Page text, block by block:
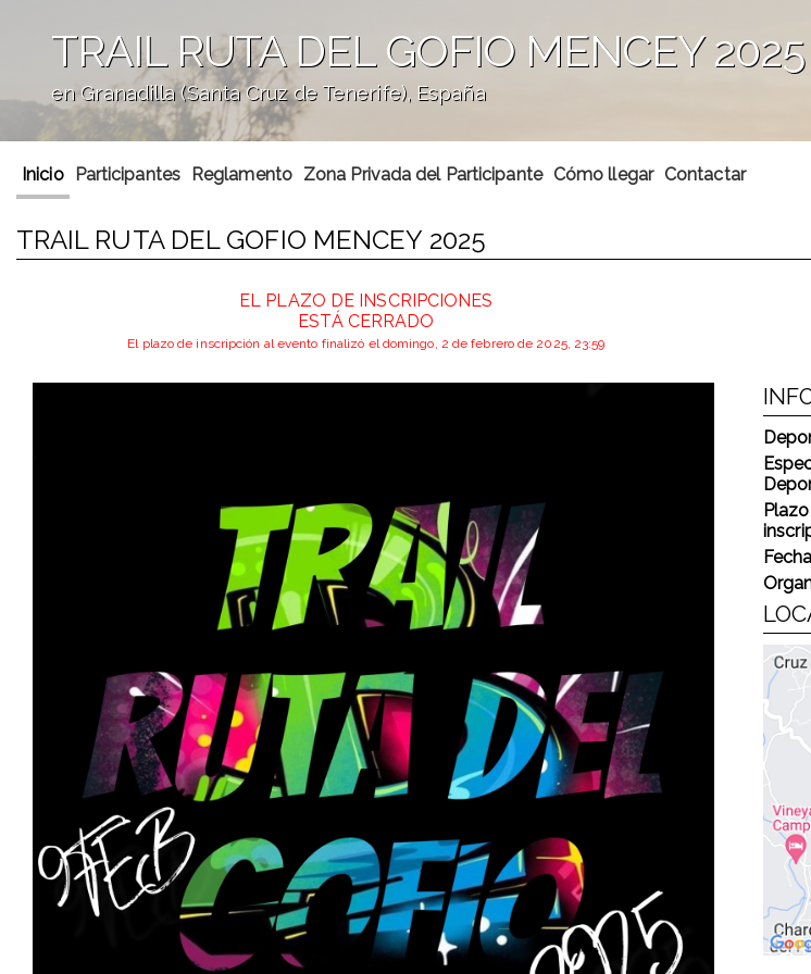
TRAIL RUTA DEL GOFIO MENCEY 2025
en Granadilla (Santa Cruz de Tenerife), España
Inicio Participantes Reglamento Zona Privada del Participante Cómo llegar Contactar
TRAIL RUTA DEL GOFIO MENCEY 2025
EL PLAZO DE INSCRIPCIONES
ESTÁ CERRADO
El plazo de inscripción al evento finalizó el domingo, 2 de febrero de 2025, 23:59